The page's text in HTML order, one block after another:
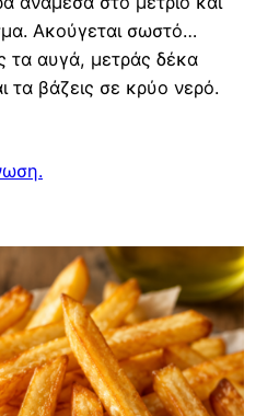
Ακούγεται σωστό…
τα αυγά, μετράς δέκα
τα βάζεις σε κρύο νερό.